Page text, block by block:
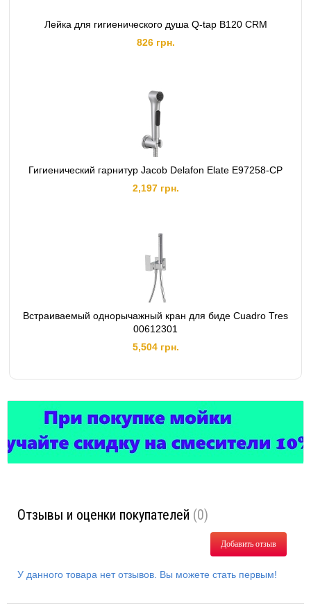
Лейка для гигиенического душа Q-tap B120 CRM
826 грн.
Гигиенический гарнитур Jacob Delafon Elate E97258-CP
2,197 грн.
Встраиваемый однорычажный кран для биде Cuadro Tres
00612301
5,504 грн.
Отзывы и оценки покупателей (0)
Добавить отзыв
У данного товара нет отзывов. Вы можете стать первым!